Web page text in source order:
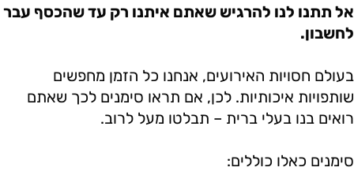
אל תתנו לנו להרגיש שאתם איתנו רק עד שהכסף עבר
לחשבון.
בעולם חסויות האירועים, אנחנו כל הזמן מחפשים
שותפויות איכותיות. לכן, אם תראו סימנים לכך שאתם
רואים בנו בעלי ברית – תבלטו מעל לרוב.
סימנים כאלו כוללים: